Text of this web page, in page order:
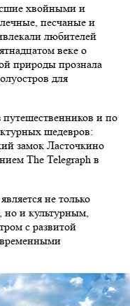
хвойными и
песчаные и
любителей
веке о
природы прознала
для
путешественников и по
шедевров:
замок Ласточкино
The Telegraph в
не только
и культурным,
с развитой